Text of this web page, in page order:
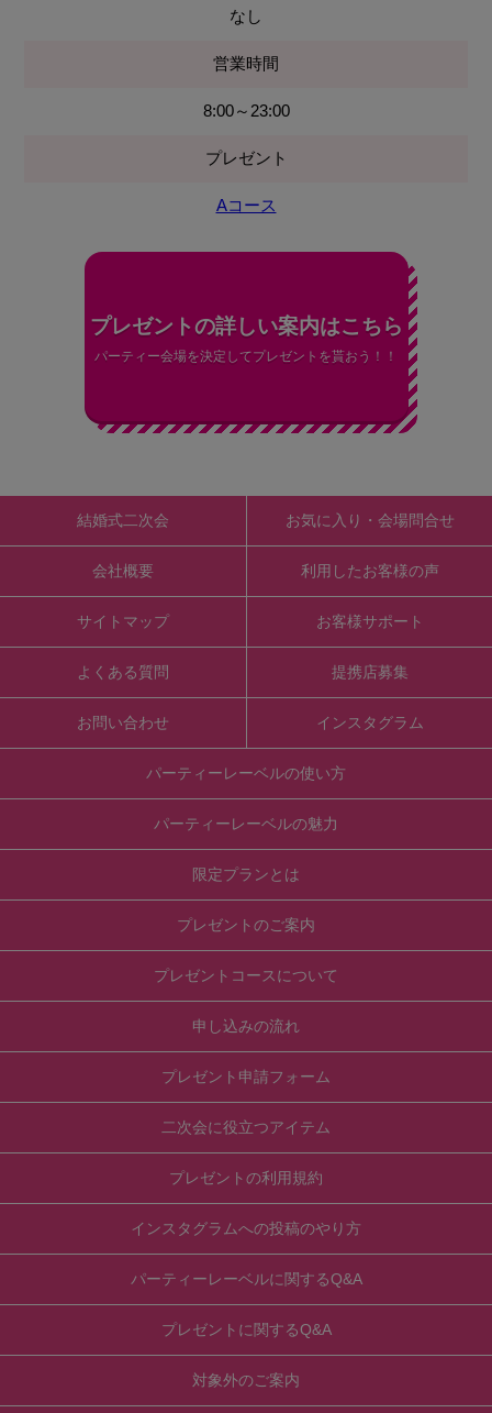
なし
営業時間
8:00～23:00
プレゼント
Aコース
プレゼントの詳しい案内はこちら
パーティー会場を決定してプレゼントを貰おう！！
結婚式二次会
会社概要
サイトマップ
よくある質問
お問い合わせ
お気に入り・会場問合せ
利用したお客様の声
お客様サポート
提携店募集
インスタグラム
パーティーレーベルの使い方
パーティーレーベルの魅力
限定プランとは
プレゼントのご案内
プレゼントコースについて
申し込みの流れ
プレゼント申請フォーム
二次会に役立つアイテム
プレゼントの利用規約
インスタグラムへの投稿のやり方
パーティーレーベルに関するQ&A
プレゼントに関するQ&A
対象外のご案内